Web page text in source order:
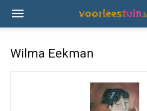
Wilma Eekman